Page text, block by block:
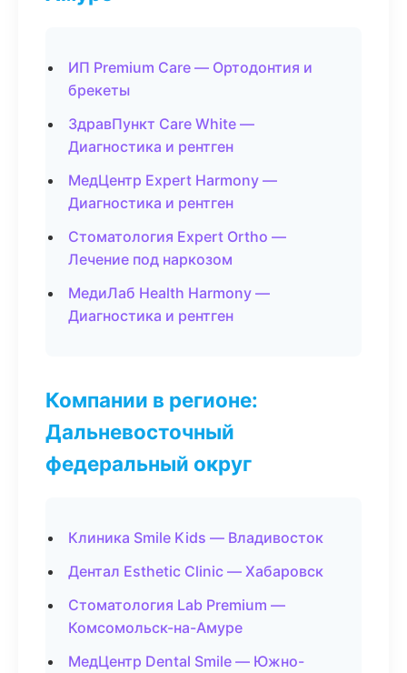
ИП Premium Care — Ортодонтия и
брекеты
ЗдравПункт Care White —
Диагностика и рентген
МедЦентр Expert Harmony —
Диагностика и рентген
Стоматология Expert Ortho —
Лечение под наркозом
МедиЛаб Health Harmony —
Диагностика и рентген
Компании в регионе:
Дальневосточный
федеральный округ
Клиника Smile Kids — Владивосток
Дентал Esthetic Clinic — Хабаровск
Стоматология Lab Premium —
Комсомольск-на-Амуре
МедЦентр Dental Smile — Южно-